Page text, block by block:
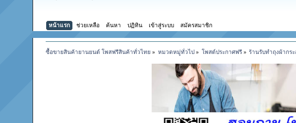
หน้าแรก ช่วยเหลือ ค้นหา ปฏิทิน เข้าสู่ระบบ สมัครสมาชิก
ซื้อขายสินค้ายานยนต์ โพสฟรีสินค้าทั่วไทย » หมวดหมู่ทั่วไป» โพสต์ประกาศฟรี» ร้านรับทำถุงผ้ากร